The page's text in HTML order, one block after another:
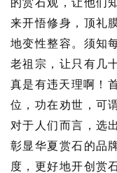
来开悟修身，顶礼
地变性整容。须知
老祖宗，让只有几
真是有违天理啊！
位，功在劝世，可
对于人们而言，选
彰显华夏赏石的品
度，更好地开创赏